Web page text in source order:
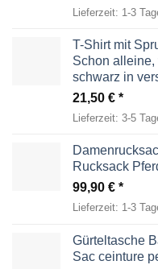
Lieferzeit: 1-3
T-Shirt mit
Schon alleine,
schwarz in
21,50 €
Lieferzeit: 3-5
Rucksack
99,90 €
Lieferzeit: 1-3
Gürteltasche
Sac ceinture